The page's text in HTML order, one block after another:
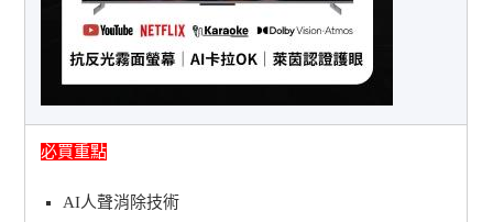
必買重點
AI人聲消除技術